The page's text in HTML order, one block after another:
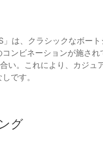
」は、クラシックなボー
ンビネーションが施さ
い。これにより、カジュ
です。
グ